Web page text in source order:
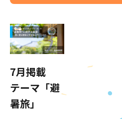
7月掲載
テーマ「避
暑旅」